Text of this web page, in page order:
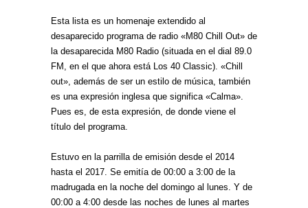
Esta lista es un homenaje extendido al
desaparecido programa de radio «M80 Chill Out» de
la desaparecida M80 Radio (situada en el dial 89.0
FM, en el que ahora está Los 40 Classic). «Chill
out», además de ser un estilo de música, también
es una expresión inglesa que significa «Calma».
Pues es, de esta expresión, de donde viene el
título del programa.
Estuvo en la parrilla de emisión desde el 2014
hasta el 2017. Se emitía de 00:00 a 3:00 de la
madrugada en la noche del domingo al lunes. Y de
00:00 a 4:00 desde las noches de lunes al martes